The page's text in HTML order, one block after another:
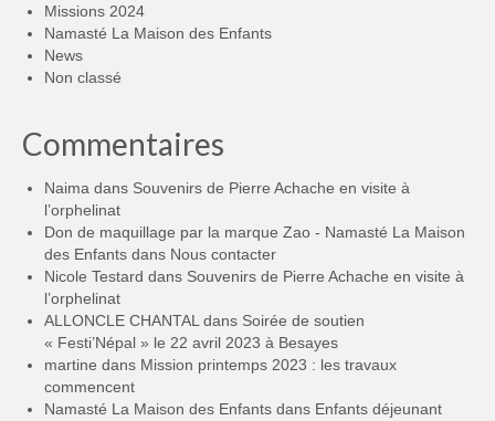
Missions 2024
Namasté La Maison des Enfants
News
Non classé
Commentaires
Naima dans Souvenirs de Pierre Achache en visite à
l’orphelinat
Don de maquillage par la marque Zao - Namasté La Maison
des Enfants dans Nous contacter
Nicole Testard dans Souvenirs de Pierre Achache en visite à
l’orphelinat
ALLONCLE CHANTAL dans Soirée de soutien
« Festi’Népal » le 22 avril 2023 à Besayes
martine dans Mission printemps 2023 : les travaux
commencent
Namasté La Maison des Enfants dans Enfants déjeunant